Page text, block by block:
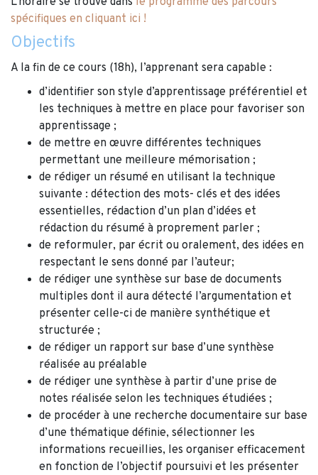
spécifiques en cliquant ici !
Objectifs
A la fin de ce cours (18h), l’apprenant sera capable :
d’identifier son style d’apprentissage préférentiel et
les techniques à mettre en place pour favoriser son
apprentissage ;
de mettre en œuvre différentes techniques
permettant une meilleure mémorisation ;
de rédiger un résumé en utilisant la technique
suivante : détection des mots- clés et des idées
essentielles, rédaction d’un plan d’idées et
rédaction du résumé à proprement parler ;
de reformuler, par écrit ou oralement, des idées en
respectant le sens donné par l’auteur;
de rédiger une synthèse sur base de documents
multiples dont il aura détecté l’argumentation et
présenter celle-ci de manière synthétique et
structurée ;
de rédiger un rapport sur base d’une synthèse
réalisée au préalable
de rédiger une synthèse à partir d’une prise de
notes réalisée selon les techniques étudiées ;
de procéder à une recherche documentaire sur base
d’une thématique définie, sélectionner les
informations recueillies, les organiser efficacement
en fonction de l’objectif poursuivi et les présenter